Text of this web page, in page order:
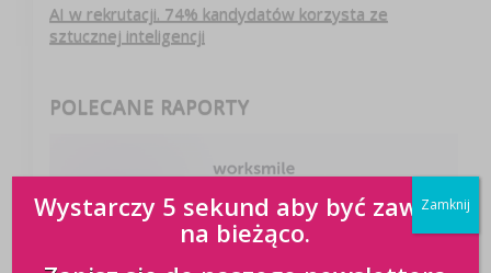
AI w rekrutacji. 74% kandydatów korzysta ze
sztucznej inteligencji
POLECANE RAPORTY
Wystarczy 5 sekund aby być zawsze
na bieżąco.
Zamknij